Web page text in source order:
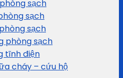
sạch
sạch
sạch
phòng sạch
tĩnh điện
cháy – cứu hộ